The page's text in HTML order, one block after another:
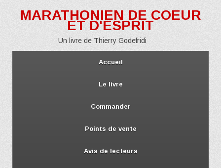
MARATHONIEN DE COEUR
ET D'ESPRIT
Un livre de Thierry Godefridi
Accueil
Le livre
Commander
Points de vente
Avis de lecteurs